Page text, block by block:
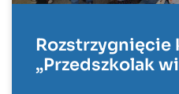
Rozstrzygnięcie
„Przedszkolak